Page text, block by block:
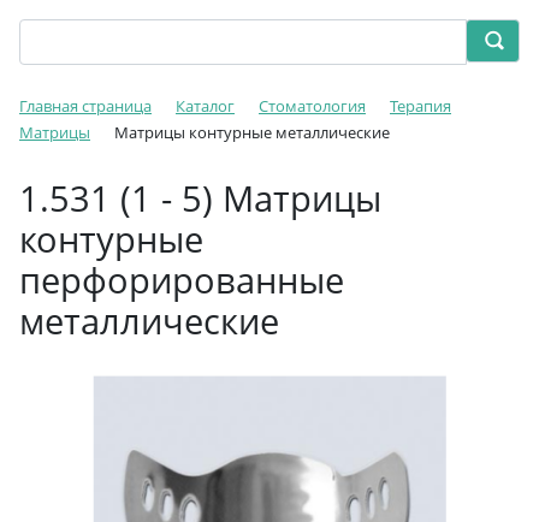
Главная страница Каталог Стоматология
Терапия
Матрицы
Матрицы контурные металлические
1.531 (1 - 5) Матрицы
контурные
перфорированные
металлические